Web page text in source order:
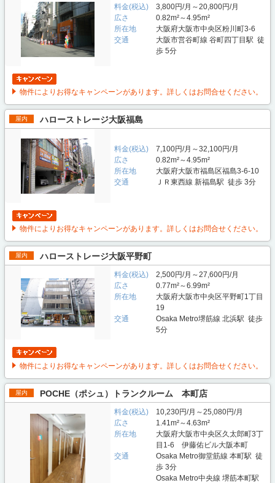
料金(税込)
3,800円/月～20,800円/月
広さ
0.82m²～4.95m²
所在地
大阪府大阪市中央区粉川町3-6
交通
大阪市営谷町線 谷町四丁目駅 徒
歩 5分
物件によりお得なキャンペーンがあります。詳しくはお問合せください。
屋内 ハローストレージ大阪福島
料金(税込)
7,100円/月～32,100円/月
広さ
0.82m²～4.95m²
所在地
大阪府大阪市福島区福島3-6-10
交通
ＪＲ東西線 新福島駅 徒歩 3分
物件によりお得なキャンペーンがあります。詳しくはお問合せください。
屋内 ハローストレージ大阪平野町
料金(税込)
2,500円/月～27,600円/月
広さ
0.77m²～6.99m²
所在地
大阪府大阪市中央区平野町1丁目
19
交通
Osaka Metro堺筋線 北浜駅 徒歩
5分
物件によりお得なキャンペーンがあります。詳しくはお問合せください。
屋内 POCHE（ポシュ）トランクルーム 本町店
料金(税込)
10,230円/月～25,080円/月
広さ
1.41m²～4.63m²
所在地
大阪府大阪市中央区久太郎町3丁
目1-6 伊藤佑ビル大阪本町
交通
Osaka Metro御堂筋線 本町駅 徒
歩 3分
Osaka Metro中央線 堺筋本町駅